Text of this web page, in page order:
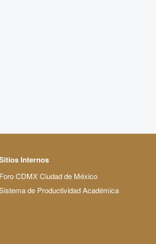
Internos
Foro CDMX Ciudad de México
de Productividad Académica